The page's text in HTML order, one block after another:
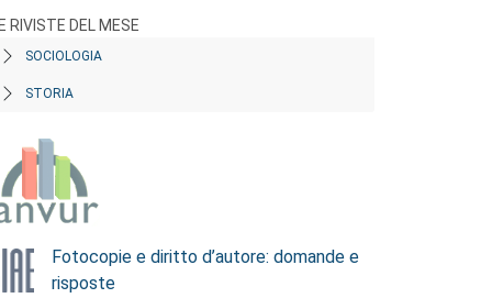
RIVISTE DEL MESE
SOCIOLOGIA
STORIA
Fotocopie e diritto d’autore: domande e
risposte